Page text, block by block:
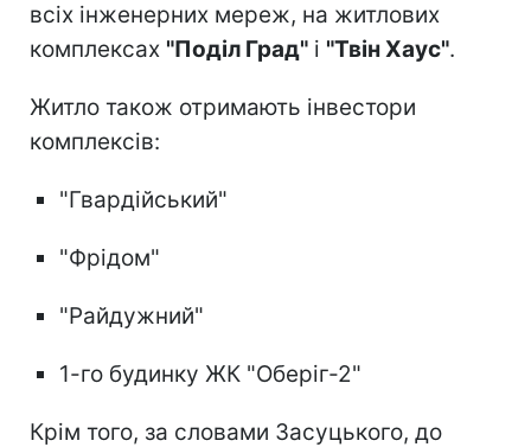
всіх інженерних мереж, на житлових
комплексах "Поділ Град" і "Твін Хаус".
Житло також отримають інвестори
комплексів:
"Гвардійський"
"Фрідом"
"Райдужний"
1-го будинку ЖК "Оберіг-2"
Крім того, за словами Засуцького, до